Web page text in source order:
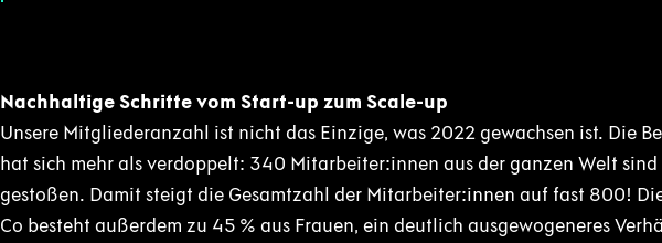
Nachhaltige Schritte vom Start-up zum Scale-up
Unsere Mitgliederanzahl ist nicht das Einzige, was 2022 gewachsen ist. Die
hat sich mehr als verdoppelt: 340 Mitarbeiter:innen aus der ganzen Welt sind
gestoßen. Damit steigt die Gesamtzahl der Mitarbeiter:innen auf fast 800!
Co besteht außerdem zu 45 % aus Frauen, ein deutlich ausgewogeneres